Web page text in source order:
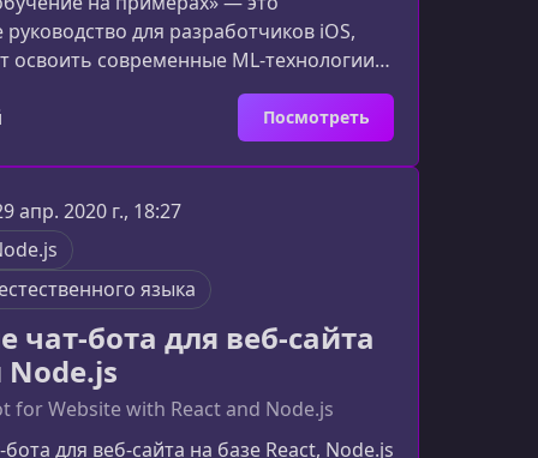
руководство для разработчиков iOS,
освоить современные ML‑технологии и
реальные приложения. Книга сочетает
кода и пошаговые проекты,
перейти от изучения концепций к их
вы узнаете из книгиМатериал книги
фреймворки и техники
в экосистеме Apple.Работа с
разбор возм
Посмотреть
апр. 2020 г., 18:27
языка
чат-бота для веб-сайта
Node.js
for Website with React and Node.js
для веб-сайта на базе React, Node.js